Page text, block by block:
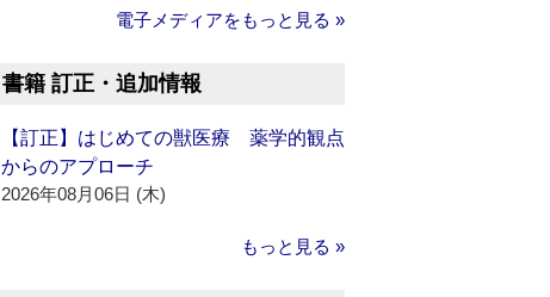
電子メディアをもっと見る »
書籍 訂正・追加情報
【訂正】はじめての獣医療 薬学的観点
からのアプローチ
2026年08月06日 (木)
もっと見る »